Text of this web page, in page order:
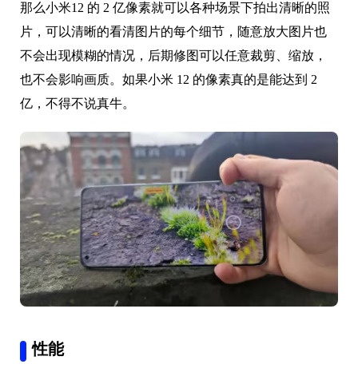
那么小米12 的 2 亿像素就可以各种场景下拍出清晰的照
片，可以清晰的看清图片的每个细节，随意放大图片也
不会出现模糊的情况，后期修图可以任意裁剪、缩放，
也不会影响画质。如果小米 12 的像素真的是能达到 2
亿，不得不说真牛。
性能